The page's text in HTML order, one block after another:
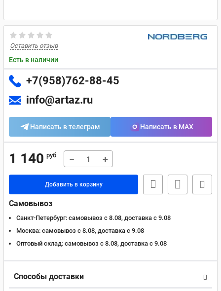
Оставить отзыв
Есть в наличии
+7(958)762-88-45
info@artaz.ru
Написать в телеграм Написать в MAX
1 140 руб − +
Добавить в корзину
Самовывоз
Санкт-Петербург: самовывоз с 8.08, доставка c 9.08
Москва: самовывоз с 8.08, доставка c 9.08
Оптовый склад: самовывоз с 8.08, доставка c 9.08
Способы доставки